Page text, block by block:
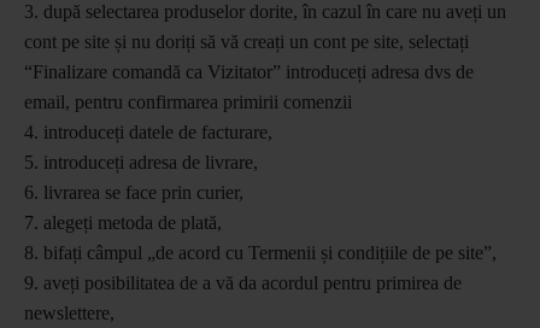
3. după selectarea produselor dorite, în cazul în care nu aveți un
cont pe site și nu doriți să vă creați un cont pe site, selectați
“Finalizare comandă ca Vizitator” introduceți adresa dvs de
email, pentru confirmarea primirii comenzii
4. introduceți datele de facturare,
5. introduceți adresa de livrare,
6. livrarea se face prin curier,
7. alegeți metoda de plată,
8. bifați câmpul „de acord cu Termenii și condițiile de pe site”,
9. aveți posibilitatea de a vă da acordul pentru primirea de
newslettere,